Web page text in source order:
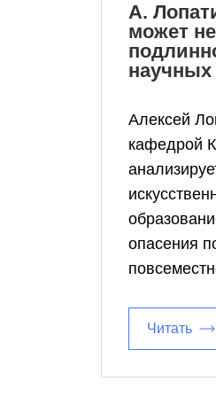
А.
может
научных
Алексей
кафедрой
опасения
Читать